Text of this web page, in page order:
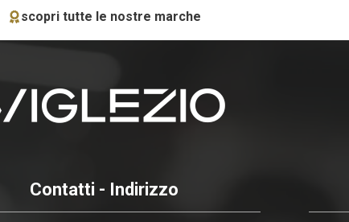
scopri tutte le nostre marche
Contatti - Indirizzo